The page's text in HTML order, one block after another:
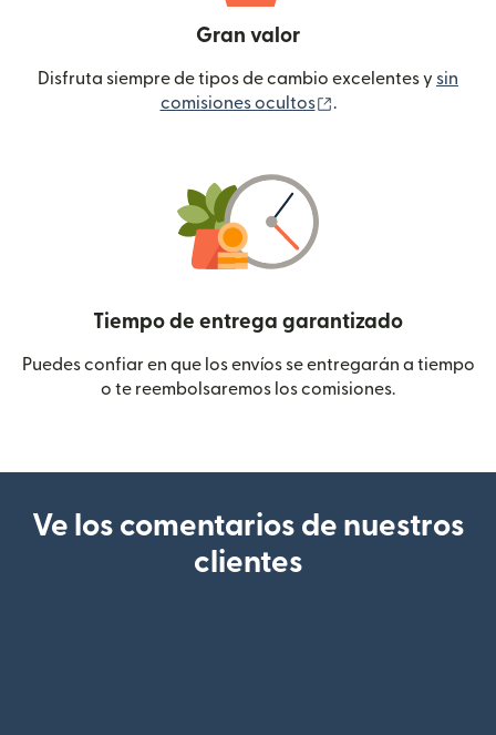
Gran valor
Disfruta siempre de tipos de cambio excelentes y sin
comisiones ocultos
.
Tiempo de entrega garantizado
Puedes confiar en que los envíos se entregarán a tiempo
o te reembolsaremos los comisiones.
Ve los comentarios de nuestros
clientes